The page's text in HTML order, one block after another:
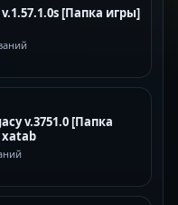
[Папка игры]
v.3751.0 [Папка
xatab